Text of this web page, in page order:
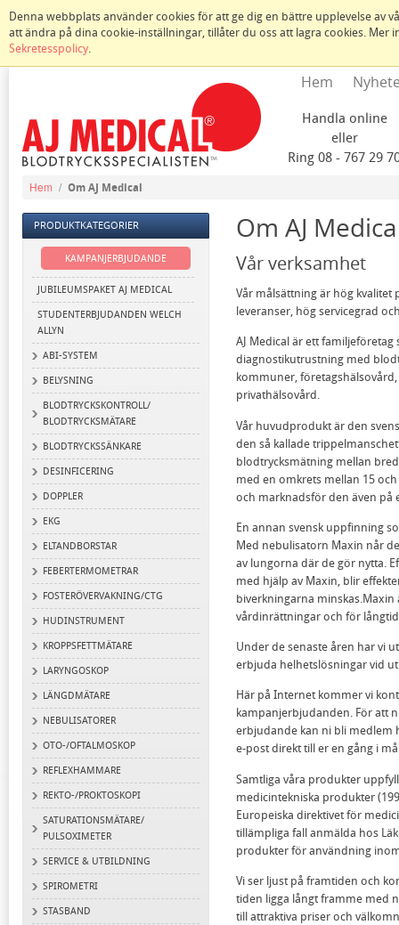
Denna webbplats använder cookies för att ge dig en bättre upplevelse av
att ändra på dina cookie-inställningar, tillåter du oss att lagra cookies.
Sekretesspolicy.
Hem
Handla online
eller
Ring 08 - 767 29
Hem / Om AJ Medical
PRODUKTKATEGORIER
KAMPANJERBJUDANDE
JUBILEUMSPAKET AJ MEDICAL
STUDENTERBJUDANDEN WELCH
ALLYN
ABI-SYSTEM
BELYSNING
BLODTRYCKSKONTROLL/
BLODTRYCKSMÄTARE
BLODTRYCKSSÄNKARE
DESINFICERING
DOPPLER
EKG
ELTANDBORSTAR
FEBERTERMOMETRAR
FOSTERÖVERVAKNING/CTG
HUDINSTRUMENT
KROPPSFETTMÄTARE
LARYNGOSKOP
LÄNGDMÄTARE
NEBULISATORER
OTO-/OFTALMOSKOP
REFLEXHAMMARE
REKTO-/PROKTOSKOPI
SATURATIONSMÄTARE/
PULSOXIMETER
SERVICE & UTBILDNING
SPIROMETRI
STASBAND
Om AJ
Vår verksamhet
Vår målsättning är hög kvalitet
leveranser, hög servicegrad
AJ Medical är ett
diagnostikutrustning med
kommuner,
privathälsovård.
Vår huvudprodukt är den
den så kallade
blodtrycksmätning mellan
med en omkrets mellan 15
och marknadsför den även på
En annan svensk uppfinning
Med nebulisatorn Maxin når
av lungorna där de gör nytta.
med hjälp av Maxin, blir
biverkningarna minskas.Maxin
vårdinrättningar och för
Under de senaste åren har vi
erbjuda helhetslösningar vid
Här på Internet kommer vi
kampanjerbjudanden. För att
erbjudande kan ni bli medlem
e-post direkt till er en gång i
Samtliga våra produkter
medicintekniska produkter
Europeiska direktivet för
tillämpliga fall anmälda hos
produkter för användning
Vi ser ljust på framtiden och
tiden ligga långt framme med
till attraktiva priser och